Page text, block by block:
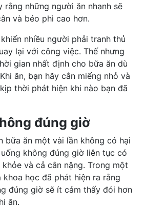
rằng những người ăn nhanh sẽ
và béo phì cao hơn.
nhiều người phải tranh thủ
lại với công việc. Thế nhưng
gian nhất định cho bữa ăn dù
ăn, bạn hãy cắn miếng nhỏ và
thời phát hiện khi nào bạn đã
đúng giờ
bữa ăn một vài lần không có hại
không đúng giờ liên tục có
và cả cân nặng. Trong một
khoa học đã phát hiện ra rằng
đúng giờ sẽ ít cảm thấy đói hơn
ăn.